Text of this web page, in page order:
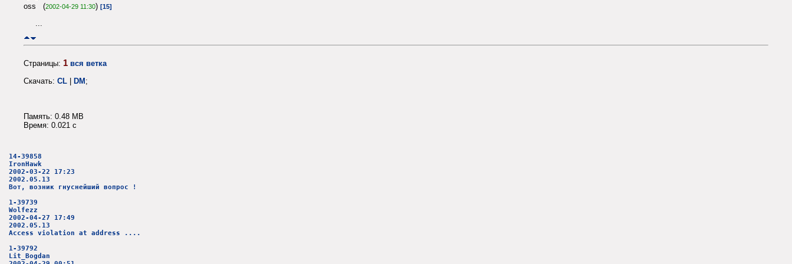
oss (2002-04-29 11:30) [15]
Страницы: 1 вся ветка
Скачать: CL DM ;
Память: 0.48 MB
Время: 0.021 c
14-39858
IronHawk
2002-03-22 17:23
2002.05.13
Вот, возник гнуснейший вопрос !
1-39739
Wolfezz
2002-04-27 17:49
2002.05.13
Access violation at address ....
1-39792
Lit_Bogdan